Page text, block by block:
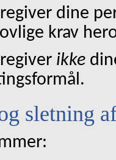
dine
krav
ikke
sletning